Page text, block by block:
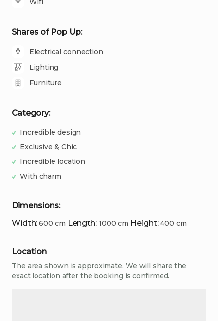
Wifi
Shares of Pop Up:
Electrical connection
Lighting
Furniture
Category:
Incredible design
Exclusive & Chic
Incredible location
With charm
Dimensions:
Width: 600 cm Length: 1000 cm Height: 400 cm
Location
The area shown is approximate. We will share the
exact location after the booking is confirmed.